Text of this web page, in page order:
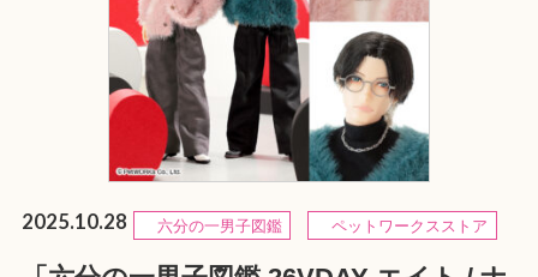
2025.10.28 六分の一男子図鑑 ペットワークスストア